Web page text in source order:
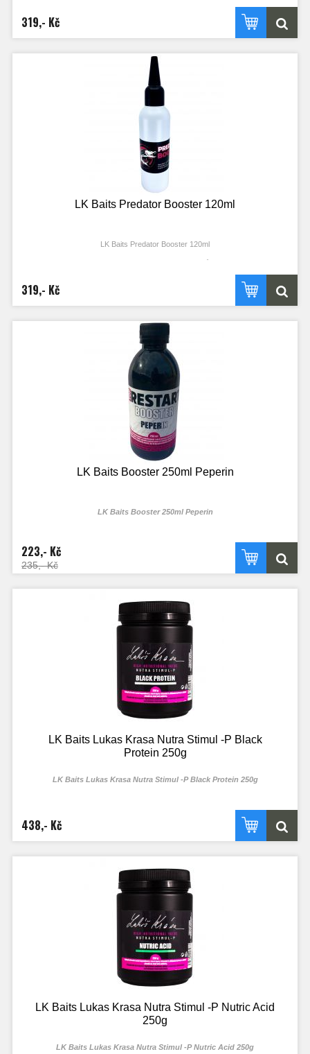
na dírkách. Booster Trout má vysokou přilnavost k nástraze a po vhození do
vody dochází k okamžitému šíření atraktantů do okolí.
319,- Kč
LK Baits Predator Booster 120ml
LK Baits Predator Booster 120ml
Booster je složen z celé řady přírodních látek, jehož základem je rybí louh a
specifický signál navozující zraněnou rybku, který je pro dravé ryby velmi dobře
znám. Bakteriálním procesem - rozkladem přírodní hmoty, jsme také navodili
přilnavost k nástraze a po vhození do vody dochází k okamžitému šíření
atraktantů do okolí.
Testováním bylo prokázáno, že použitím naší tekutiny zvýšíte počet záběrů až
na pětinásobek oproti nástrahám, kde Booster Predator použit nebyl.
319,- Kč
LK Baits Booster 250ml Peperin
LK Baits Booster 250ml Peperin
223,- Kč
235,- Kč
LK Baits Lukas Krasa Nutra Stimul -P Black
Protein 250g
LK Baits Lukas Krasa Nutra Stimul -P Black Protein 250g
438,- Kč
LK Baits Lukas Krasa Nutra Stimul -P Nutric Acid
250g
LK Baits Lukas Krasa Nutra Stimul -P Nutric Acid 250g